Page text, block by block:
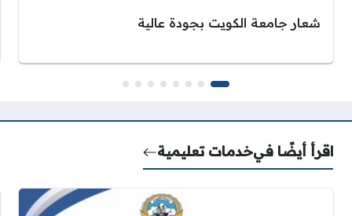
شعار جامعة الكويت بجودة عالية
اقرأ أيضًا فيخدمات تعليمية